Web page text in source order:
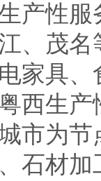
产性
、茂
家具
西生
市为
石材